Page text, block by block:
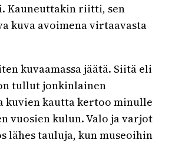
Kauneuttakin riitti, sen
kuva avoimena virtaavasta
kuvaamassa jäätä. Siitä eli
tullut jonkinlainen
kuvien kautta kertoo minulle
vuosien kulun. Valo ja varjot
lähes tauluja, kun museoihin